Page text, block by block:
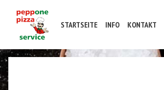
STARTSEITE INFO KONTAKT